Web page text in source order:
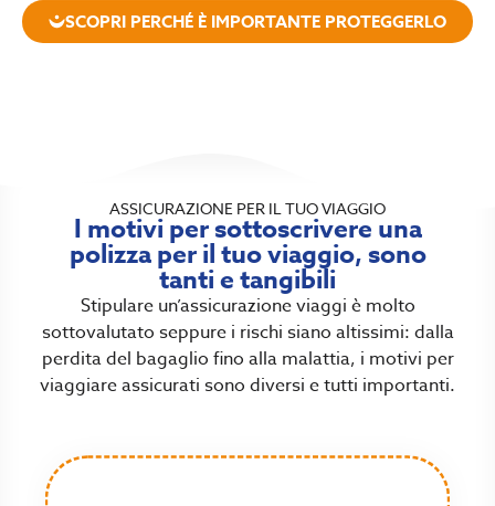
SCOPRI PERCHÉ È IMPORTANTE PROTEGGERLO
ASSICURAZIONE PER IL TUO VIAGGIO
I motivi per sottoscrivere una
polizza per il tuo viaggio, sono
tanti e tangibili
Stipulare un’assicurazione viaggi è molto
sottovalutato seppure i rischi siano altissimi: dalla
perdita del bagaglio fino alla malattia, i motivi per
viaggiare assicurati sono diversi e tutti importanti.